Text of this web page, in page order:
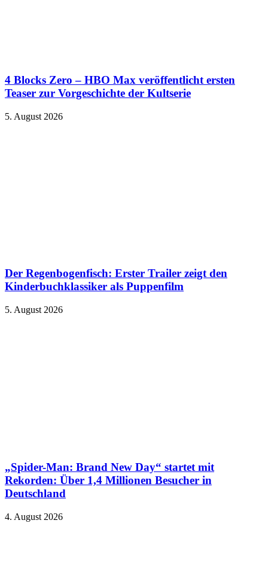
4 Blocks Zero – HBO Max veröffentlicht ersten
Teaser zur Vorgeschichte der Kultserie
5. August 2026
Der Regenbogenfisch: Erster Trailer zeigt den
Kinderbuchklassiker als Puppenfilm
5. August 2026
„Spider-Man: Brand New Day“ startet mit
Rekorden: Über 1,4 Millionen Besucher in
Deutschland
4. August 2026